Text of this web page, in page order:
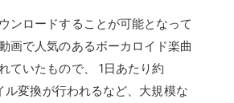
ンロードすることが可能となって
画で人気のあるボーカロイド楽曲
ていたもので、 1日あたり約
変換が行われるなど、大規模な